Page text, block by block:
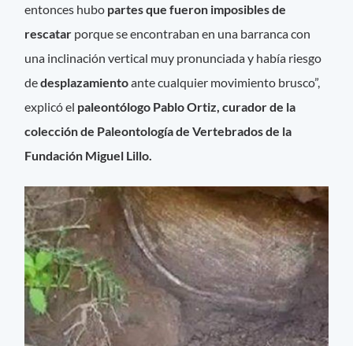
entonces hubo partes que fueron imposibles de
rescatar porque se encontraban en una barranca con
una inclinación vertical muy pronunciada y había riesgo
dedesplazamientoante cualquier movimiento brusco”,
explicó el paleontólogo Pablo Ortiz, curador de la
colección de Paleontología de Vertebrados de la
Fundación Miguel Lillo.